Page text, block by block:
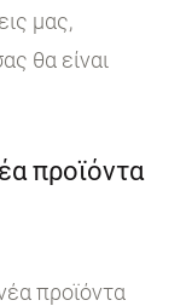
μας,
θα είναι
προϊόντα
προϊόντα